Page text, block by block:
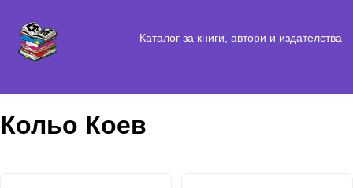
Каталог за книги, автори и издателства
Кольо Коев